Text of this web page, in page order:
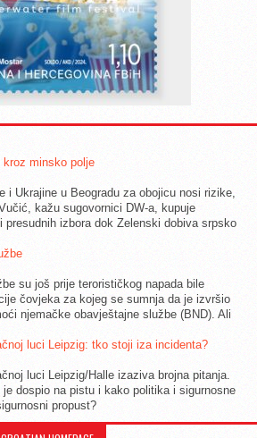
minsko polje
i Ukrajine u Beogradu za obojicu nosi rizike,
kažu sugovornici DW-a, kupuje
presudnih izbora dok Zelenski dobiva srpsko
su još prije terorističkog napada bile
čovjeka za kojeg se sumnja da je izvršio
njemačke obavještajne službe (BND). Ali
luci Leipzig: tko stoji iza incidenta?
luci Leipzig/Halle izaziva brojna pitanja.
dospio na pistu i kako politika i sigurnosne
propust?